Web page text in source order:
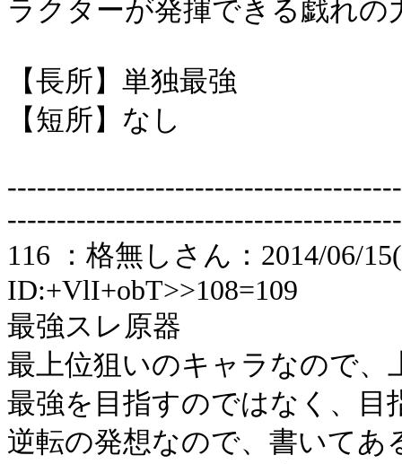
ラクターが発揮できる戯れの
【長所】単独最強
【短所】なし
116 ：格無しさん：2014/06/
ID:+VlI+obT>>108=109
最強スレ原器
最上位狙いのキャラなので、
最強を目指すのではなく、目
逆転の発想なので、書いてあ